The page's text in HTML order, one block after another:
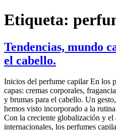
Etiqueta:
Tendencias, mundo
el cabello.
Inicios del perfume capilar En los
capas: cremas corporales,
y brumas para el cabello. Un
hemos visto incorporado a la
Con la creciente globalización y el
internacionales, los perfumes